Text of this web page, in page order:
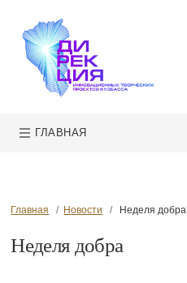
ГЛАВНАЯ
Главная Новости Неделя добра
Неделя добра